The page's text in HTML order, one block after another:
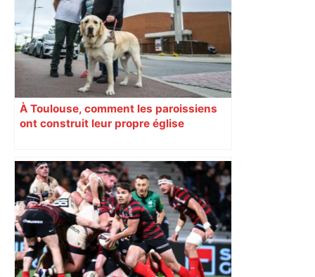
À Toulouse, comment les paroissiens
ont construit leur propre église